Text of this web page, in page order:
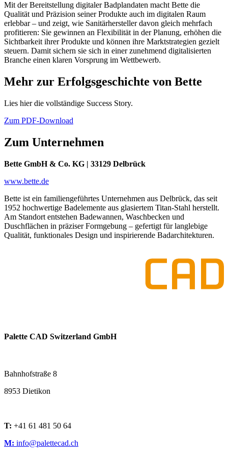
Mit der Bereitstellung digitaler Badplandaten macht Bette die
Qualität und Präzision seiner Produkte auch im digitalen Raum
erlebbar – und zeigt, wie Sanitärhersteller davon gleich mehrfach
profitieren: Sie gewinnen an Flexibilität in der Planung, erhöhen die
Sichtbarkeit ihrer Produkte und können ihre Marktstrategien gezielt
steuern. Damit sichern sie sich in einer zunehmend digitalisierten
Branche einen klaren Vorsprung im Wettbewerb.
Mehr zur Erfolgsgeschichte von Bette
Lies hier die vollständige Success Story.
Zum PDF-Download
Zum Unternehmen
Bette GmbH & Co. KG | 33129 Delbrück
www.bette.de
Bette ist ein familiengeführtes Unternehmen aus Delbrück, das seit
1952 hochwertige Badelemente aus glasiertem Titan-Stahl herstellt.
Am Standort entstehen Badewannen, Waschbecken und
Duschflächen in präziser Formgebung – gefertigt für langlebige
Qualität, funktionales Design und inspirierende Badarchitekturen.
Palette CAD Switzerland GmbH
Bahnhofstraße 8
8953 Dietikon
T: +41 61 481 50 64
M: info@palettecad.ch